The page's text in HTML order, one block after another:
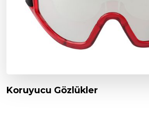
Koruyucu Gözlükler